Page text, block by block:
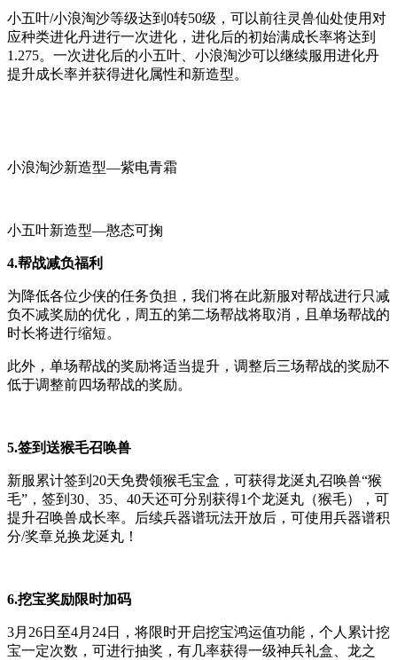
小五叶/小浪淘沙等级达到0转50级，可以前往灵兽仙处使用对
应种类进化丹进行一次进化，进化后的初始满成长率将达到
1.275。一次进化后的小五叶、小浪淘沙可以继续服用进化丹
提升成长率并获得进化属性和新造型。
小浪淘沙新造型—紫电青霜
小五叶新造型—憨态可掬
4.帮战减负福利
为降低各位少侠的任务负担，我们将在此新服对帮战进行只减
负不减奖励的优化，周五的第二场帮战将取消，且单场帮战的
时长将进行缩短。
此外，单场帮战的奖励将适当提升，调整后三场帮战的奖励不
低于调整前四场帮战的奖励。
5.签到送猴毛召唤兽
新服累计签到20天免费领猴毛宝盒，可获得龙涎丸召唤兽“猴
毛”，签到30、35、40天还可分别获得1个龙涎丸（猴毛），可
提升召唤兽成长率。后续兵器谱玩法开放后，可使用兵器谱积
分/奖章兑换龙涎丸！
6.挖宝奖励限时加码
3月26日至4月24日，将限时开启挖宝鸿运值功能，个人累计挖
宝一定次数，可进行抽奖，有几率获得一级神兵礼盒、龙之